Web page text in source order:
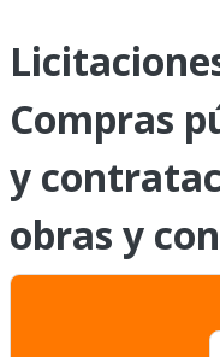
Compras
y
obras y